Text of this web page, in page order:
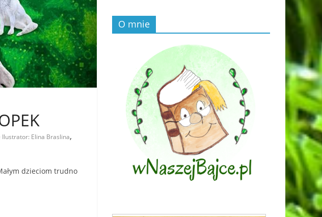
Ilustrator: Elina Braslina,
dzieciom trudno
O mnie